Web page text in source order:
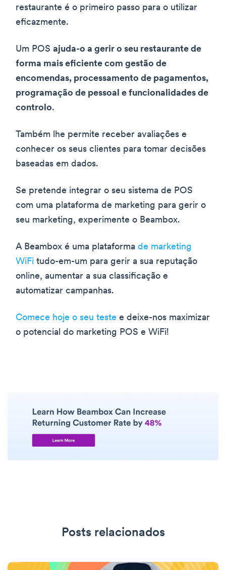
restaurante é o primeiro passo para o utilizar
eficazmente.
Um POS ajuda-o a gerir o seu restaurante de
forma mais eficiente com gestão de
encomendas, processamento de pagamentos,
programação de pessoal e funcionalidades de
controlo.
Também lhe permite receber avaliações e
conhecer os seus clientes para tomar decisões
baseadas em dados.
Se pretende integrar o seu sistema de POS
com uma plataforma de marketing para gerir o
seu marketing, experimente o Beambox.
A Beambox é uma plataforma de marketing
WiFi tudo-em-um para gerir a sua reputação
online, aumentar a sua classificação e
automatizar campanhas.
Comece hoje o seu teste e deixe-nos maximizar
o potencial do marketing POS e WiFi!
Posts relacionados